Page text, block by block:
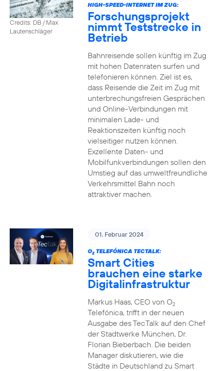
Credits: DB / Max
Lautenschläger
HIGH-SPEED-INTERNET IM ZUG:
Forschungsprojekt
nimmt Teststrecke in
Betrieb
Bahnreisende sollen künftig im Zug
mit hohen Datenraten surfen und
telefonieren können. Ziel ist es,
dass Reisende die Zeit im Zug mit
unterbrechungsfreien Gesprächen
und Online-Verbindungen mit
minimalen Lade- und
Reaktionszeiten künftig noch
vielseitiger nutzen können.
Exzellente Daten- und
Mobilfunkverbindungen sollen den
Umstieg auf das umweltfreundliche
Verkehrsmittel Bahn noch
attraktiver machen.
01. Februar 2024
O2TELEFÓNICA TECTALK:
Smart Cities
brauchen eine starke
Digitalinfrastruktur
Markus Haas, CEO von O2
Telefónica, trifft in der neuen
Ausgabe des TecTalk auf den Chef
der Stadtwerke München, Dr.
Florian Bieberbach. Die beiden
Manager diskutieren, wie die
Städte in Deutschland zu Smart